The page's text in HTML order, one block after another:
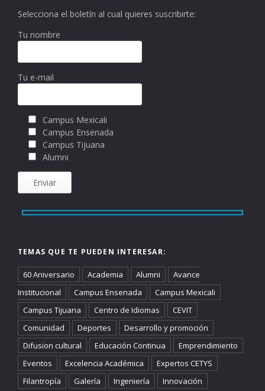
Selecciona el boletín al cual quieres suscribirte:
Tu nombre
Tu e-mail
Campus Mexicali
Campus Ensenada
Campus Tijuana
Alumni
TEMAS QUE TE PUEDEN INTERESAR:
60 Aniversario Academia Alumni
Avance
Institucional
Campus Ensenada
Campus Mexicali
Campus Tijuana
Centro de Idiomas
CEVIT
Comunidad
Deportes
Desarrollo y promoción
Difusion cultural
Educación Continua
Emprendimiento
Eventos
Excelencia Académica
Expertos CETYS
Filantropía
Galería Ingeniería
Innovación